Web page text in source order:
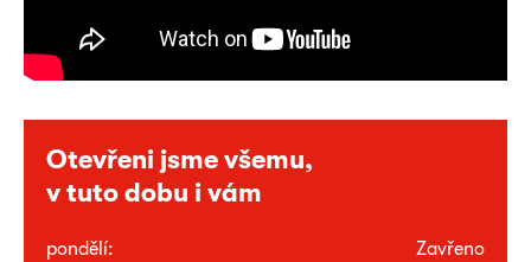
Otevřeni jsme všemu,
v tuto dobu i vám
pondělí:
Zavřeno